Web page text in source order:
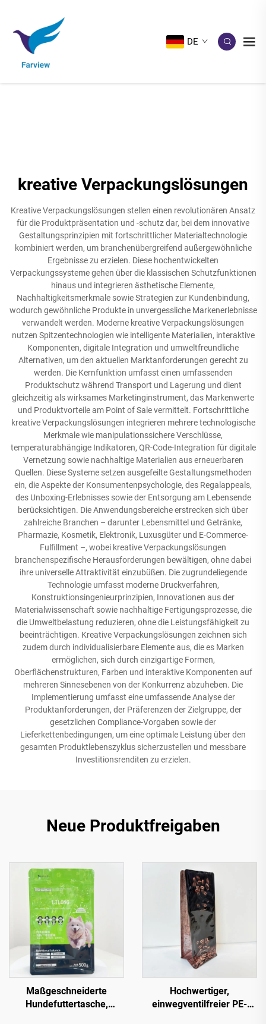
DE
kreative Verpackungslösungen
Kreative Verpackungslösungen stellen einen revolutionären Ansatz
für die Produktpräsentation und -schutz dar, bei dem innovative
Gestaltungsprinzipien mit fortschrittlicher Materialtechnologie
kombiniert werden, um branchenübergreifend außergewöhnliche
Ergebnisse zu erzielen. Diese hochentwickelten
Verpackungssysteme gehen über die klassischen Schutzfunktionen
hinaus und integrieren ästhetische Elemente,
Nachhaltigkeitsmerkmale sowie Strategien zur Kundenbindung,
wodurch gewöhnliche Produkte in unvergessliche Markenerlebnisse
verwandelt werden. Moderne kreative Verpackungslösungen
nutzen Spitzentechnologien wie intelligente Materialien, interaktive
Komponenten, digitale Integration und umweltfreundliche
Alternativen, um den aktuellen Marktanforderungen gerecht zu
werden. Die Kernfunktion umfasst einen umfassenden
Produktschutz während Transport und Lagerung und dient
gleichzeitig als wirksames Marketinginstrument, das Markenwerte
und Produktvorteile am Point of Sale vermittelt. Fortschrittliche
kreative Verpackungslösungen integrieren mehrere technologische
Merkmale wie manipulationssichere Verschlüsse,
temperaturabhängige Indikatoren, QR-Code-Integration für digitale
Vernetzung sowie nachhaltige Materialien aus erneuerbaren
Quellen. Diese Systeme setzen ausgefeilte Gestaltungsmethoden
ein, die Aspekte der Konsumentenpsychologie, des Regalappeals,
des Unboxing-Erlebnisses sowie der Entsorgung am Lebensende
berücksichtigen. Die Anwendungsbereiche erstrecken sich über
zahlreiche Branchen – darunter Lebensmittel und Getränke,
Pharmazie, Kosmetik, Elektronik, Luxusgüter und E-Commerce-
Fulfillment –, wobei kreative Verpackungslösungen
branchenspezifische Herausforderungen bewältigen, ohne dabei
ihre universelle Attraktivität einzubüßen. Die zugrundeliegende
Technologie umfasst moderne Druckverfahren,
Konstruktionsingenieurprinzipien, Innovationen aus der
Materialwissenschaft sowie nachhaltige Fertigungsprozesse, die
die Umweltbelastung reduzieren, ohne die Leistungsfähigkeit zu
beeinträchtigen. Kreative Verpackungslösungen zeichnen sich
zudem durch individualisierbare Elemente aus, die es Marken
ermöglichen, sich durch einzigartige Formen,
Oberflächenstrukturen, Farben und interaktive Komponenten auf
mehreren Sinnesebenen von der Konkurrenz abzuheben. Die
Implementierung umfasst eine umfassende Analyse der
Produktanforderungen, der Präferenzen der Zielgruppe, der
gesetzlichen Compliance-Vorgaben sowie der
Lieferkettenbedingungen, um eine optimale Leistung über den
gesamten Produktlebenszyklus sicherzustellen und messbare
Investitionsrenditen zu erzielen.
Neue Produktfreigaben
Maßgeschneiderte
Hundefuttertasche,
Hochwertiger,
einwegventilfreier PE-